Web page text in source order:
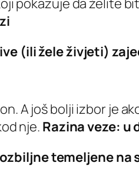
(ili žele živjeti)
A još bolji izbor je
nje. Razina veze: u
temeljene na